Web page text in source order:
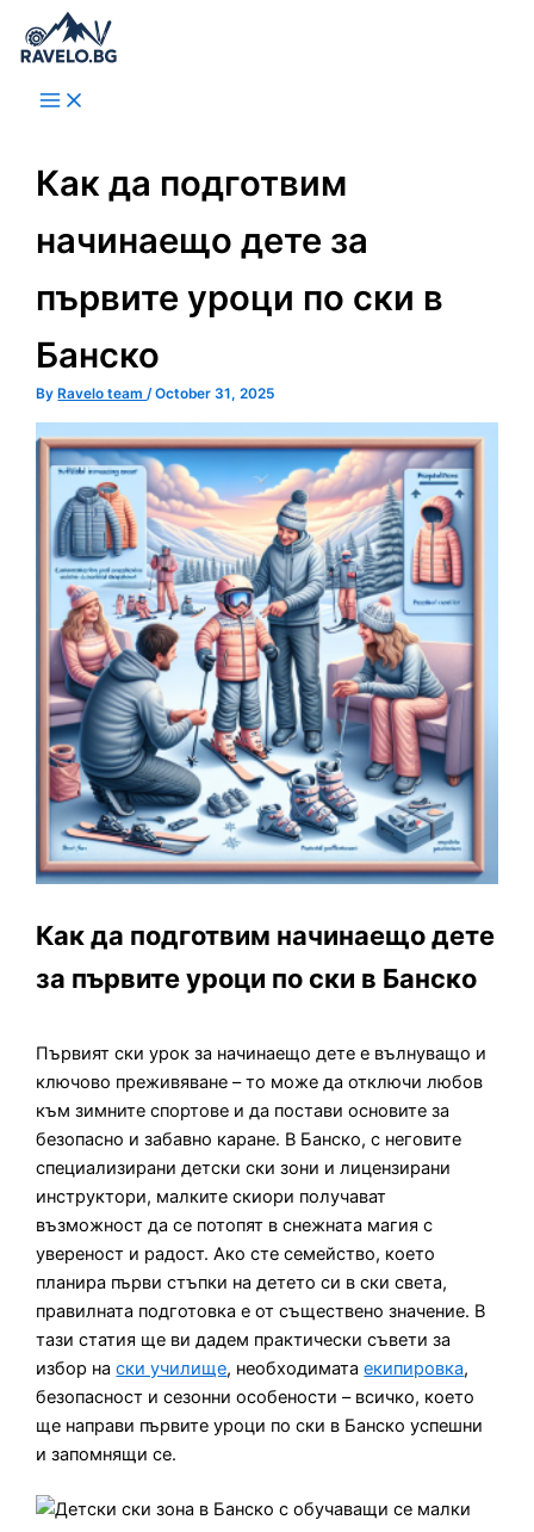
content
Как да подготвим
начинаещо дете за
първите уроци по ски в
Банско
ByRavelo team/October 31, 2025
Как да подготвим начинаещо дете
за първите уроци по ски в Банско
Първият ски урок за начинаещо дете е вълнуващо и
ключово преживяване – то може да отключи любов
към зимните спортове и да постави основите за
безопасно и забавно каране. В Банско, с неговите
специализирани детски ски зони и лицензирани
инструктори, малките скиори получават
възможност да се потопят в снежната магия с
увереност и радост. Ако сте семейство, което
планира първи стъпки на детето си в ски света,
правилната подготовка е от съществено значение. В
тази статия ще ви дадем практически съвети за
избор наски училище, необходиматаекипировка,
безопасност и сезонни особености – всичко, което
ще направи първите уроци по ски в Банско успешни
и запомнящи се.